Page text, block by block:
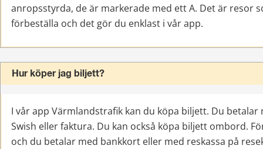
anropsstyrda, de är markerade med ett A. Det är resor
förbeställa och det gör du enklast i vår app.
Hur köper jag biljett?
I vår app Värmlandstrafik kan du köpa biljett. Du betalar
Swish eller faktura. Du kan också köpa biljett ombord.
och du betalar med bankkort eller med reskassa på